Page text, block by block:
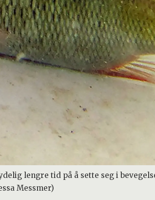
lengre tid på å sette seg i
Messmer)